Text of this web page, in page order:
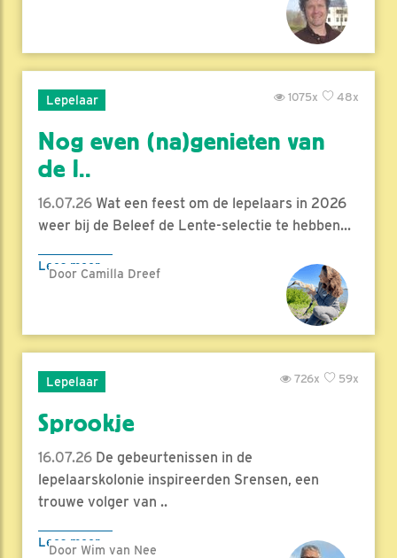
Lepelaar 48x
1075x
Nog even (na)genieten van
de l..
16.07.26 Wat een feest om de lepelaars in 2026
weer bij de Beleef de Lente-selectie te hebben...
Lees meer
Door Camilla Dreef
Lepelaar 59x
726x
Sprookje
16.07.26 De gebeurtenissen in de
lepelaarskolonie inspireerden Srensen, een
trouwe volger van ..
Lees meer
Door Wim van Nee